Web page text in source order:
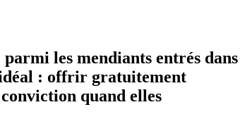
les mendiants entrés dans
idéal : offrir gratuitement
quand elles